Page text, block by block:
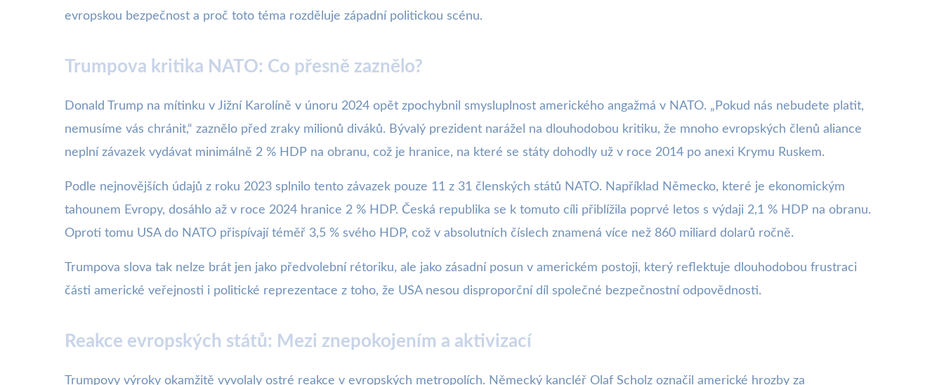
evropskou bezpečnost a proč toto téma rozděluje západní politickou scénu.
Trumpova kritika NATO: Co přesně zaznělo?
Donald Trump na mítinku v Jižní Karolíně v únoru 2024 opět zpochybnil smysluplnost amerického angažmá v NATO. „Pokud nás nebudete platit,
nemusíme vás chránit,“ zaznělo před zraky milionů diváků. Bývalý prezident narážel na dlouhodobou kritiku, že mnoho evropských členů aliance
neplní závazek vydávat minimálně 2 % HDP na obranu, což je hranice, na které se státy dohodly už v roce 2014 po anexi Krymu Ruskem.
Podle nejnovějších údajů z roku 2023 splnilo tento závazek pouze 11 z 31 členských států NATO. Například Německo, které je ekonomickým
tahounem Evropy, dosáhlo až v roce 2024 hranice 2 % HDP. Česká republika se k tomuto cíli přiblížila poprvé letos s výdaji 2,1 % HDP na obranu.
Oproti tomu USA do NATO přispívají téměř 3,5 % svého HDP, což v absolutních číslech znamená více než 860 miliard dolarů ročně.
Trumpova slova tak nelze brát jen jako předvolební rétoriku, ale jako zásadní posun v americkém postoji, který reflektuje dlouhodobou frustraci
části americké veřejnosti i politické reprezentace z toho, že USA nesou disproporční díl společné bezpečnostní odpovědnosti.
Reakce evropských států: Mezi znepokojením a aktivizací
Trumpovy výroky okamžitě vyvolaly ostré reakce v evropských metropolích. Německý kancléř Olaf Scholz označil americké hrozby za